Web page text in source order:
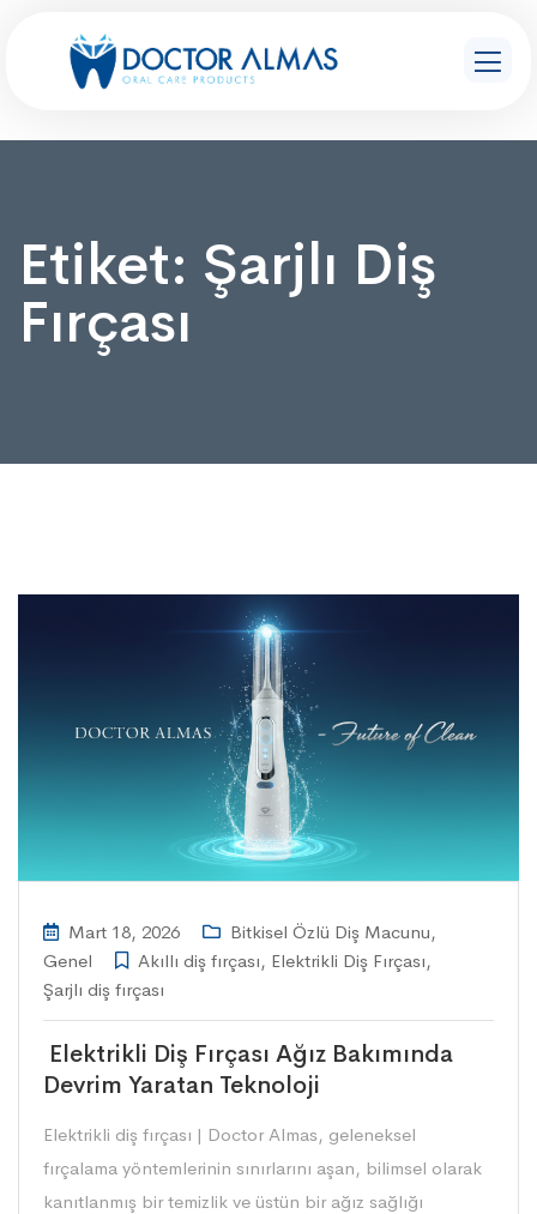
Etiket: Şarjlı Diş
Fırçası
Mart 18, 2026 Bitkisel Özlü Diş Macunu,
Genel
Akıllı diş fırçası, Elektrikli Diş Fırçası,
Şarjlı diş fırçası
Elektrikli Diş Fırçası Ağız Bakımında
Devrim Yaratan Teknoloji
Elektrikli diş fırçası | Doctor Almas, geleneksel
fırçalama yöntemlerinin sınırlarını aşan, bilimsel olarak
kanıtlanmış bir temizlik ve üstün bir ağız sağlığı